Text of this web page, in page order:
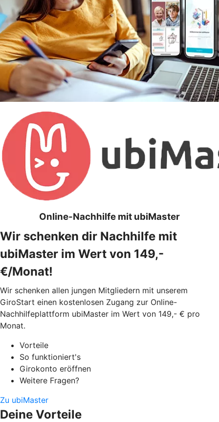
Online-Nachhilfe mit ubiMaster
Wir schenken dir Nachhilfe mit
ubiMaster im Wert von 149,-
€/Monat!
Wir schenken allen jungen Mitgliedern mit unserem
GiroStart einen kostenlosen Zugang zur Online-
Nachhilfeplattform ubiMaster im Wert von 149,- € pro
Monat.
Vorteile
So funktioniert's
Girokonto eröffnen
Weitere Fragen?
Zu ubiMaster
Deine Vorteile